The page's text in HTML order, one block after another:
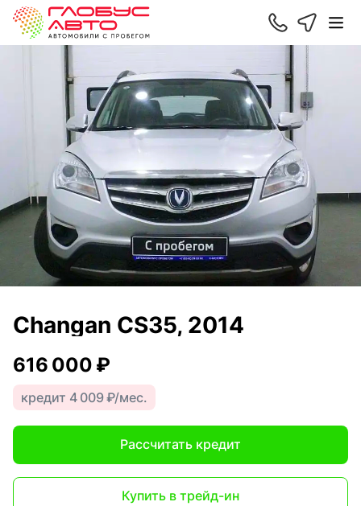
Changan CS35, 2014
616 000 ₽
кредит 4 009 ₽/мес.
Рассчитать кредит
Купить в трейд-ин